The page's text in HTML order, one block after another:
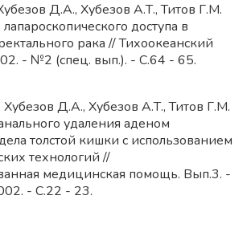
Д.А., Хубезов А.Т., Титов Г.М.
доступа в
рака // Тихоокеанский
- №2 (спец. вып.). - С.64 - 65.
Д.А., Хубезов А.Т., Титов Г.М.
удаления аденом
толстой кишки с использованием
технологий //
медицинская помощь. Вып.3. -
- С.22 - 23.